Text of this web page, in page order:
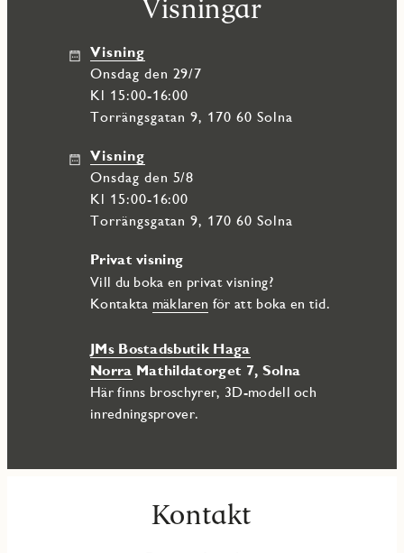
område med påtaglig känsla av småstadsidyll. Fina parker,
härliga natur- och fritidsområden. För all tänkbar shopping
i närheten. Runt knuten erbjuds bra närservice, butiker samt
goda kommunikationer.
Visningar
Visning
onsdag den 29/7
Kl 15:00-16:00
Torrängsgatan 9, 170 60 Solna
Visning
onsdag den 5/8
Kl 15:00-16:00
Torrängsgatan 9, 170 60 Solna
Privat visning
Vill du boka en privat visning?
Kontakta mäklaren för att boka en tid.
JMs Bostadsbutik Haga
Norra Mathildatorget 7, Solna
Här finns broschyrer, 3D-modell och
inredningsprover.
Kontakt